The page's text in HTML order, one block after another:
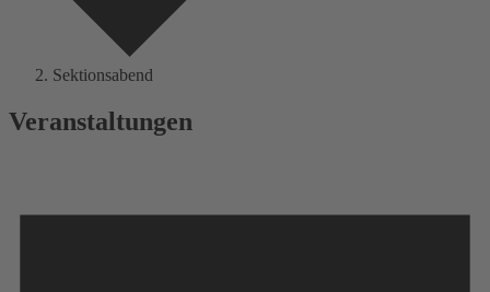
Sektionsabend
Veranstaltungen